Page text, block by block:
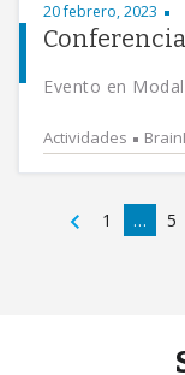
20 febrero, 2023
Evento en
Actividades
1 … 5